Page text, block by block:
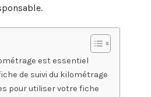
est essentiel
de suivi du kilométrage
pour utiliser votre fiche